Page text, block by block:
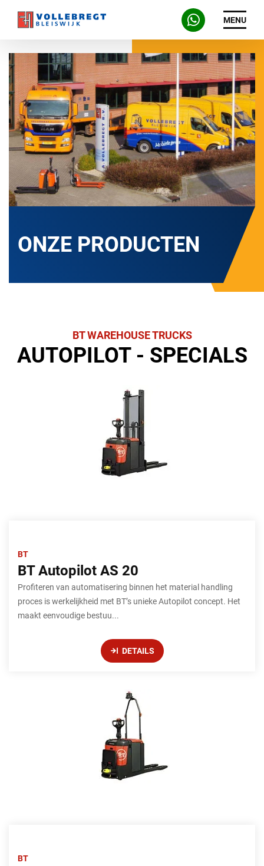
MENU
ONZE PRODUCTEN
BT WAREHOUSE TRUCKS
AUTOPILOT - SPECIALS
BT
BT Autopilot AS 20
Profiteren van automatisering binnen het material handling
proces is werkelijkheid met BT’s unieke Autopilot concept. Het
maakt eenvoudige bestuu...
DETAILS
BT